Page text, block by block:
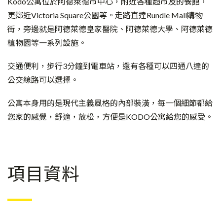
更鄰近Victoria Square公園等。走路直達Rundle Mall購物
街，旁邊就是阿德萊德皇家醫院、阿德萊德大學、阿德萊德
植物園等一系列設施。
交通便利，步行3分鐘到電車站，還有各種可以四通八達的
公交線路可以選擇。
公寓本身用的是現代主義風格的內部裝潢，每一個細節都給
您家的感覺，舒適，放松，方便是KODO公寓給您的感受。
項目資料